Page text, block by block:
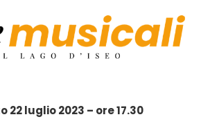
22 luglio 2023 – ore 17.30